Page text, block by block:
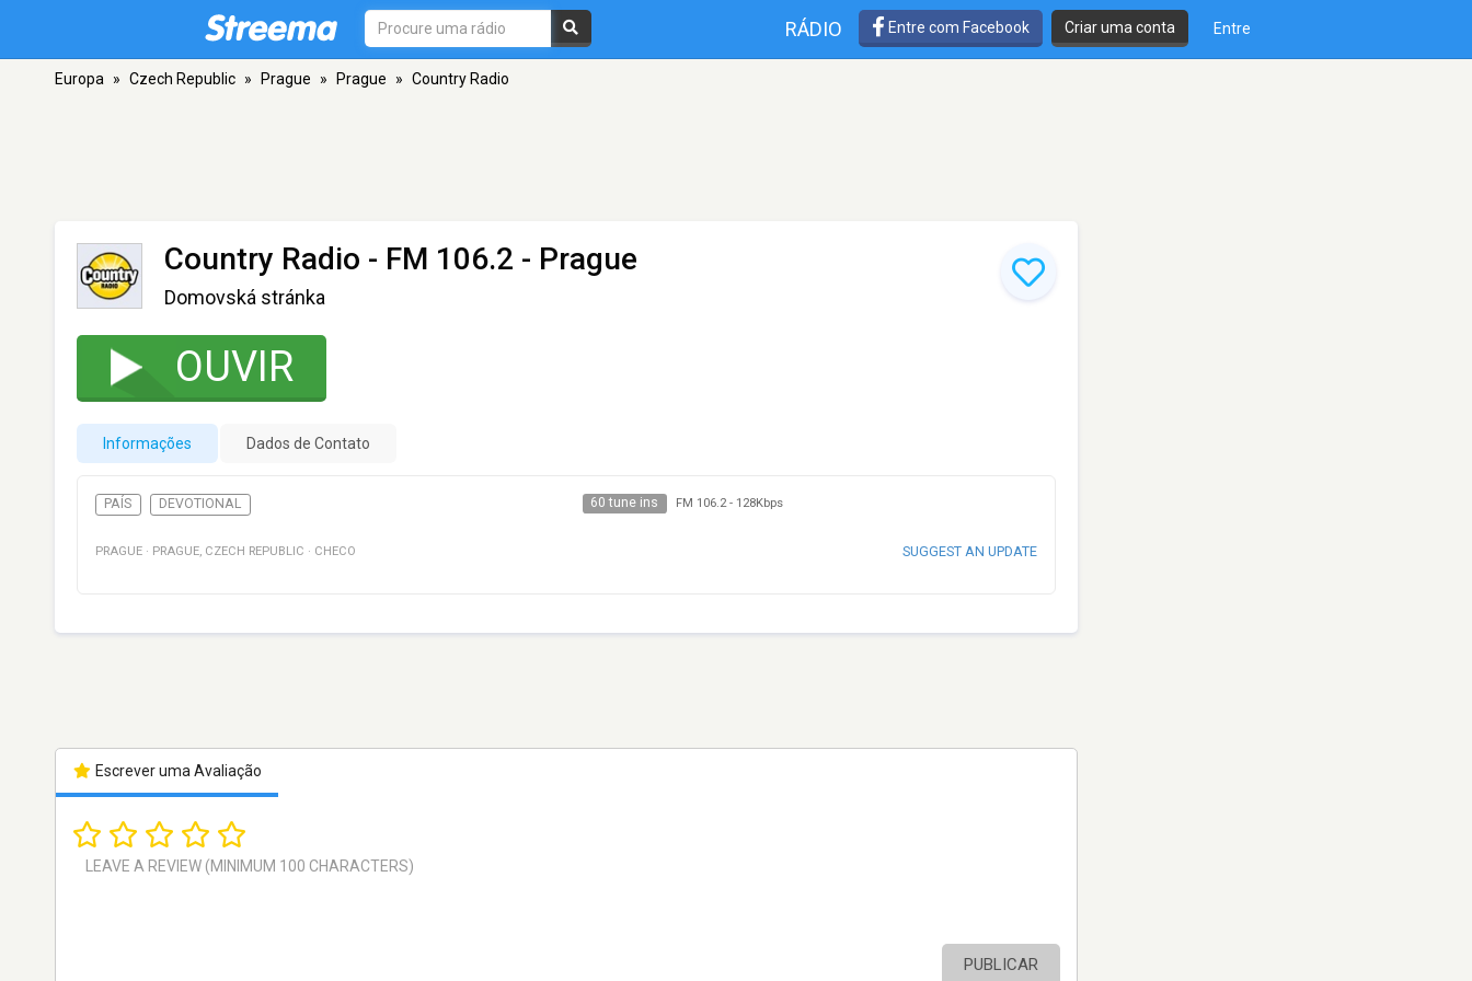
RÁDIO Entre com Facebook Criar uma conta Entre
Europa » Czech Republic » Prague » Prague » Country Radio
Country Radio - FM 106.2 - Prague
Domovská stránka
OUVIR
Informações Dados de Contato
PAÍS DEVOTIONAL 60 tune ins FM 106.2- 128Kbps
PRAGUE · PRAGUE, CZECH REPUBLIC · CHECO SUGGEST AN UPDATE
Escrever uma Avaliação
PUBLICAR